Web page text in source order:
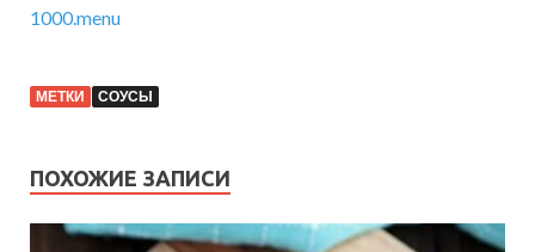
1000.menu
МЕТКИ СОУСЫ
ПОХОЖИЕ ЗАПИСИ